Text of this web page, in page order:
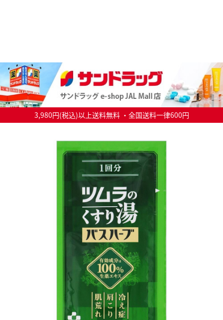
3,980円(税込)以上送料無料 ・全国送料一律600円